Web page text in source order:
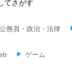
てさがす
公務員・政治・法律
ゲーム